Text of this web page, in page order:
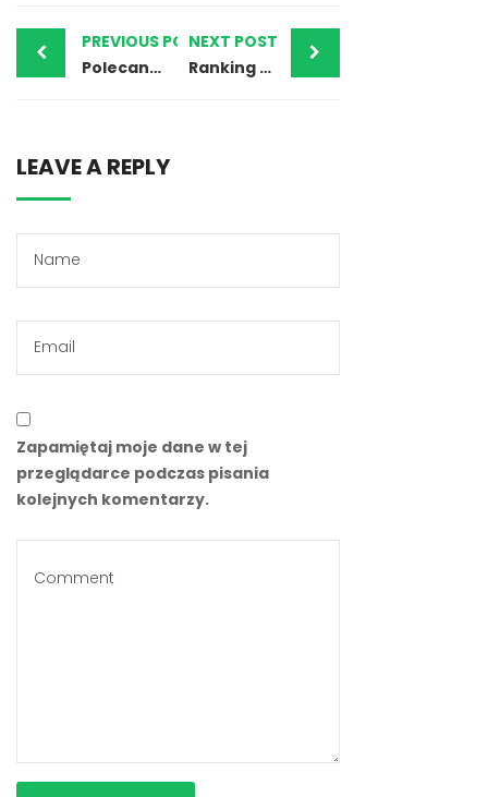
PREVIOUS POST
Polecany broker forex? — Fidelity i nasza opinia
NEXT POST
Ranking najlepszych brokerów forex — poznaj polecanych brokerów na listopad 2024
LEAVE A REPLY
Zapamiętaj moje dane w tej
przeglądarce podczas pisania
kolejnych komentarzy.